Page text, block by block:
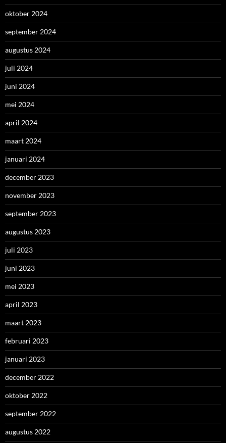
oktober 2024
september 2024
augustus 2024
juli 2024
juni 2024
mei 2024
april 2024
maart 2024
januari 2024
december 2023
november 2023
september 2023
augustus 2023
juli 2023
juni 2023
mei 2023
april 2023
maart 2023
februari 2023
januari 2023
december 2022
oktober 2022
september 2022
augustus 2022